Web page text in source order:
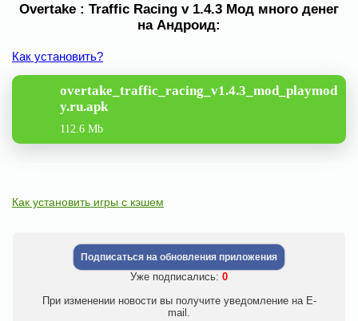
Overtake : Traffic Racing v 1.4.3 Мод много денег
на Андроид:
Как установить?
overtake_traffic_racing_v1.4.3_mod_playmod
y.ru.apk
112.6 Mb
Как установить игры с кэшем
Подписаться на обновления приложения
Уже подписались: 0
При изменении новости вы получите уведомление на E-
mail.